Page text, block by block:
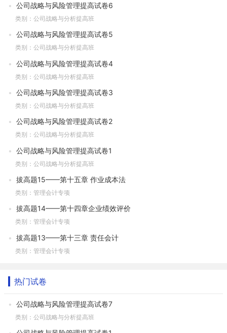
公司战略与风险管理提高试卷6
类别：公司战略与分析提高班
公司战略与风险管理提高试卷5
类别：公司战略与分析提高班
公司战略与风险管理提高试卷4
类别：公司战略与分析提高班
公司战略与风险管理提高试卷3
类别：公司战略与分析提高班
公司战略与风险管理提高试卷2
类别：公司战略与分析提高班
公司战略与风险管理提高试卷1
类别：公司战略与分析提高班
拔高题15——第十五章 作业成本法
类别：管理会计专项
拔高题14——第十四章企业绩效评价
类别：管理会计专项
拔高题13——第十三章 责任会计
类别：管理会计专项
热门试卷
公司战略与风险管理提高试卷7
类别：公司战略与分析提高班